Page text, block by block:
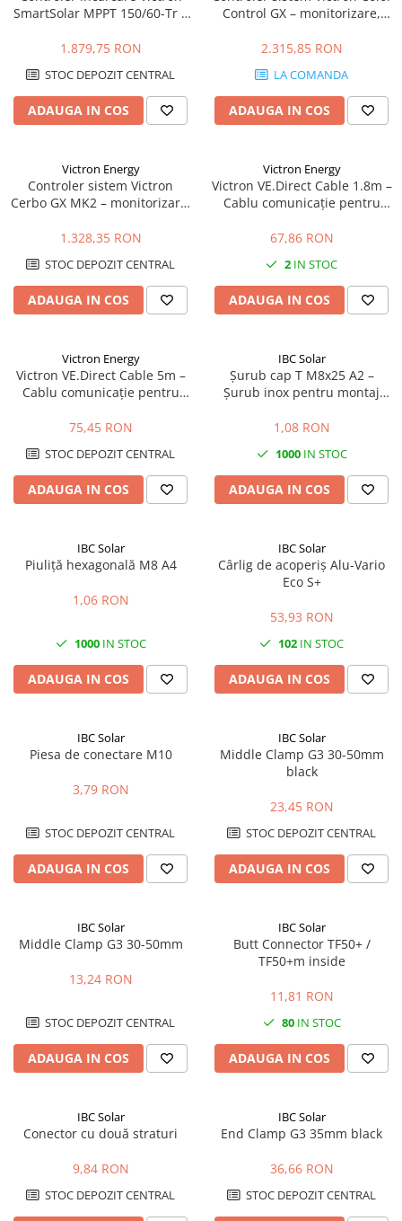
SmartSolar MPPT 150/60-Tr –
maxima
1.879,75 RON
STOC DEPOZIT CENTRAL
ADAUGA IN COS
Control GX – monitorizare,
2.315,85 RON
LA COMANDA
ADAUGA IN COS
Victron Energy
Controler sistem Victron
Cerbo GX MK2 – monitorizare,
completa
1.328,35 RON
STOC DEPOZIT CENTRAL
ADAUGA IN COS
Victron Energy
Victron VE.Direct Cable 1.8m –
Cablu comunicație pentru
metri
67,86 RON
2 IN STOC
ADAUGA IN COS
Victron Energy
Victron VE.Direct Cable 5m –
Cablu comunicație pentru
| 5 metri
75,45 RON
STOC DEPOZIT CENTRAL
ADAUGA IN COS
IBC Solar
Șurub cap T M8x25 A2 –
Șurub inox pentru montaj
A2
1,08 RON
1000IN STOC
ADAUGA IN COS
IBC Solar
Piuliță hexagonală M8 A4
1,06 RON
1000IN STOC
ADAUGA IN COS
IBC Solar
Cârlig de acoperiș Alu-Vario
Eco S+
53,93 RON
102 IN STOC
ADAUGA IN COS
IBC Solar
Piesa de conectare M10
3,79 RON
STOC DEPOZIT CENTRAL
ADAUGA IN COS
IBC Solar
Middle Clamp G3 30-50mm
black
23,45 RON
STOC DEPOZIT CENTRAL
ADAUGA IN COS
IBC Solar
Middle Clamp G3 30-50mm
13,24 RON
STOC DEPOZIT CENTRAL
ADAUGA IN COS
IBC Solar
Butt Connector TF50+ /
TF50+m inside
11,81 RON
80IN STOC
ADAUGA IN COS
IBC Solar
Conector cu două straturi
9,84 RON
STOC DEPOZIT CENTRAL
IBC Solar
End Clamp G3 35mm black
36,66 RON
STOC DEPOZIT CENTRAL